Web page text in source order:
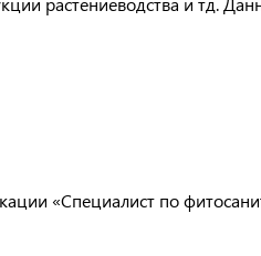
«Специалист по